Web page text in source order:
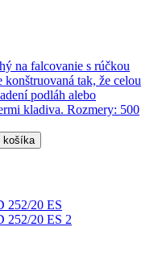
na falcovanie s rúčkou
tak, že celou
podláh alebo
kladiva. Rozmery: 500
košíka